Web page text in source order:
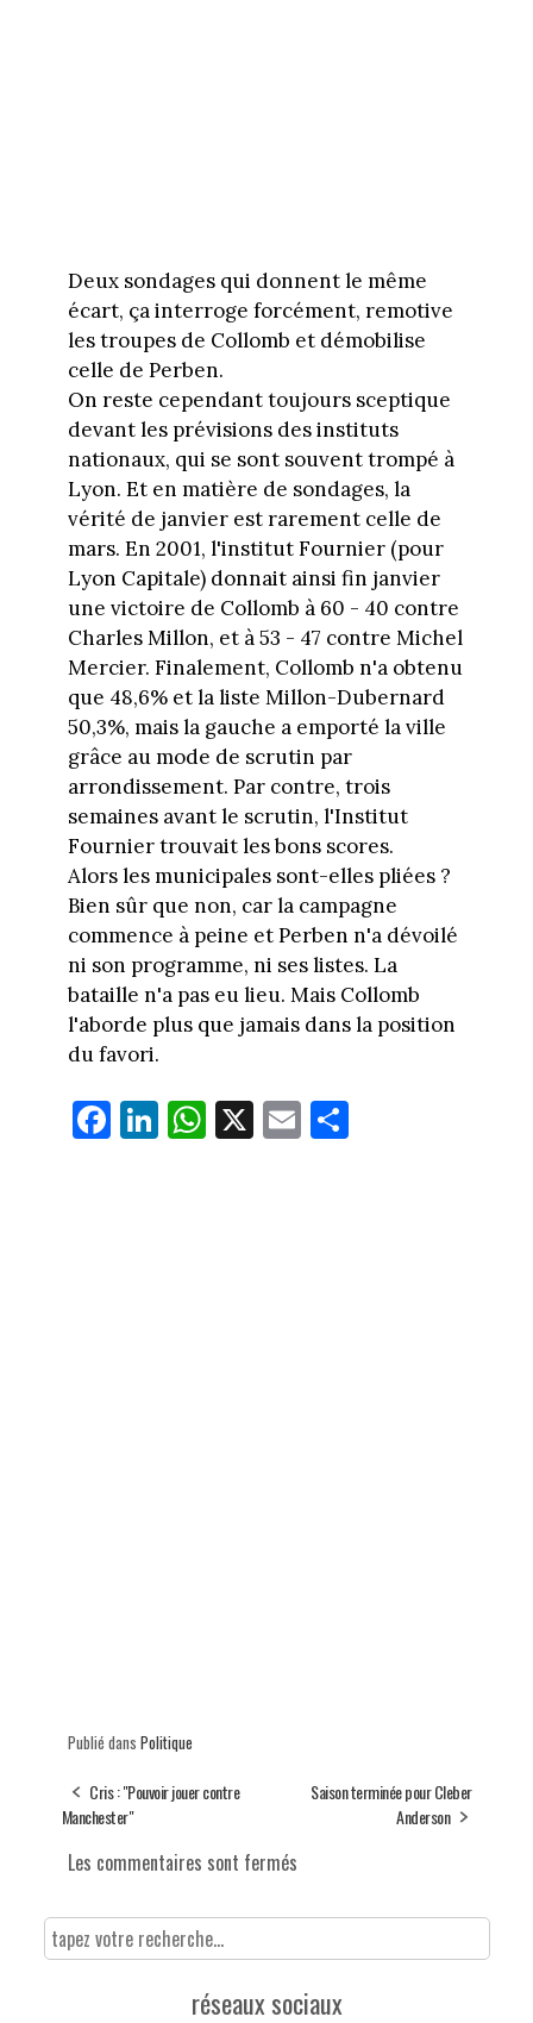
Deux sondages qui donnent le même
écart, ça interroge forcément, remotive
les troupes de Collomb et démobilise
celle de Perben.
On reste cependant toujours sceptique
devant les prévisions des instituts
nationaux, qui se sont souvent trompé à
Lyon. Et en matière de sondages, la
vérité de janvier est rarement celle de
mars. En 2001, l'institut Fournier (pour
Lyon Capitale) donnait ainsi fin janvier
une victoire de Collomb à 60 - 40 contre
Charles Millon, et à 53 - 47 contre Michel
Mercier. Finalement, Collomb n'a obtenu
que 48,6% et la liste Millon-Dubernard
50,3%, mais la gauche a emporté la ville
grâce au mode de scrutin par
arrondissement. Par contre, trois
semaines avant le scrutin, l'Institut
Fournier trouvait les bons scores.
Alors les municipales sont-elles pliées ?
Bien sûr que non, car la campagne
commence à peine et Perben n'a dévoilé
ni son programme, ni ses listes. La
bataille n'a pas eu lieu. Mais Collomb
l'aborde plus que jamais dans la position
du favori.
Fa
ce
Li
nk
W
ha
X E
m
Pa
Publié dans Politique
Cris : "Pouvoir jouer contre
Manchester"
Saison terminée pour Cleber
Anderson
Les commentaires sont fermés
réseaux sociaux